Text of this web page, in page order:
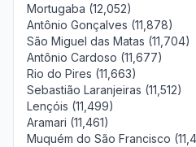
Mortugaba (12,052)
Antônio Gonçalves (11,878)
São Miguel das Matas (11,704)
Antônio Cardoso (11,677)
Rio do Pires (11,663)
Sebastião Laranjeiras (11,512)
Lençóis (11,499)
Aramari (11,461)
Muquém do São Francisco